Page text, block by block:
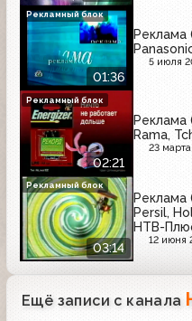
01:36
Реклама
5 июля
Рекламный блок
02:21
Реклама
Rama,
23
Рекламный блок
03:14
Реклама
Persil,
НТВ-
12 июня
Рекламный блок
Ещё записи с канала